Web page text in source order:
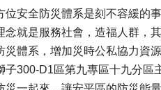
位安全防災體系是刻不容緩的
就是服務社會，造福人群，
體系，增加災時公私協力資
子300-D1區第九專區十九分